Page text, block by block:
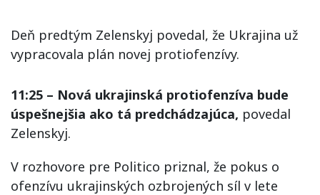
Deň predtým Zelenskyj povedal, že Ukrajina už
vypracovala plán novej protiofenzívy.
11:25 – Nová ukrajinská protiofenzíva bude
úspešnejšia ako tá predchádzajúca, povedal
Zelenskyj.
V rozhovore pre Politico priznal, že pokus o
ofenzívu ukrajinských ozbrojených síl v lete